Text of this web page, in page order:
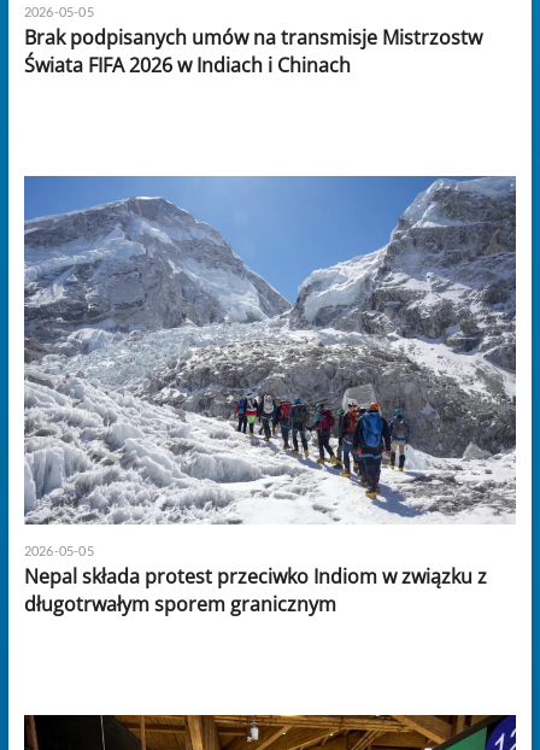
2026-05-05
Brak podpisanych umów na transmisje Mistrzostw
Świata FIFA 2026 w Indiach i Chinach
2026-05-05
Nepal składa protest przeciwko Indiom w związku z
długotrwałym sporem granicznym